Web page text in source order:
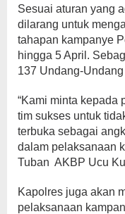
Sesuai aturan yang
dilarang untuk
tahapan kampanye
hingga 5 April.
137 Undang-
“Kami minta kepada
tim sukses untuk
terbuka sebagai
dalam pelaksanaan
Tuban AKBP Ucu
Kapolres juga akan
pelaksanaan